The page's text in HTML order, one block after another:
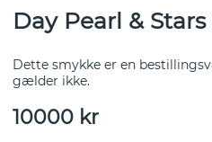
Day Pearl &
Dette smykke er en
gælder ikke.
10000 kr